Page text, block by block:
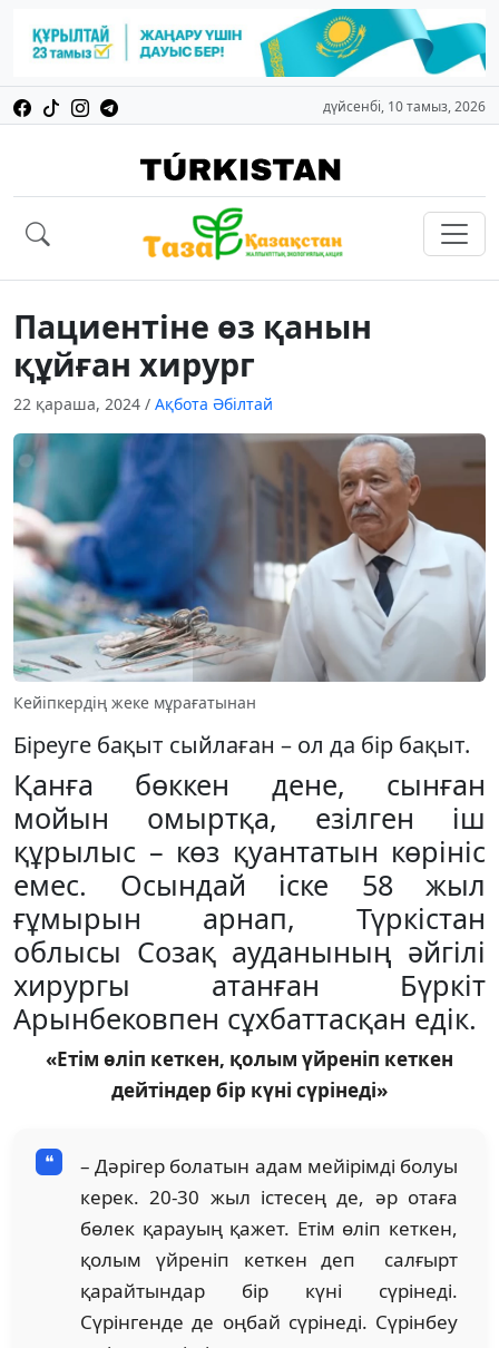
дүйсенбі, 10 тамыз, 2026
Пациентіне өз қанын
құйған хирург
22 қараша, 2024 / Ақбота Әбілтай
Кейіпкердің жеке мұрағатынан
Біреуге бақыт сыйлаған – ол да бір бақыт.
Қанға бөккен дене, сынған
мойын омыртқа, езілген іш
құрылыс – көз қуантатын көрініс
емес. Осындай іске 58 жыл
ғұмырын арнап, Түркістан
облысы Созақ ауданының әйгілі
хирургы атанған Бүркіт
Арынбековпен сұхбаттасқан едік.
«Етім өліп кеткен, қолым үйреніп кеткен
дейтіндер бір күні сүрінеді»
– Дәрігер болатын адам мейірімді болуы
керек. 20-30 жыл істесең де, әр отаға
бөлек қарауың қажет. Етім өліп кеткен,
қолым үйреніп кеткен деп салғырт
қарайтындар бір күні сүрінеді.
Сүрінгенде де оңбай сүрінеді. Сүрінбеу